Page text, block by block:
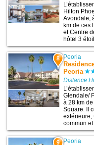
Hilton
Avondale,
km de ces
et Centre
hôtel 3
8 Peoria
Peoria
Distance
Glendale/
à 28 km
Square. Il
extérieure,
commun
9 Peoria